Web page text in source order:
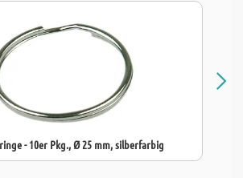
- 10er Pkg., Ø 25 mm, silberfarbig